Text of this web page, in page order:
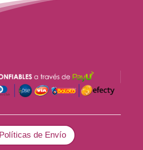
Políticas de Envío